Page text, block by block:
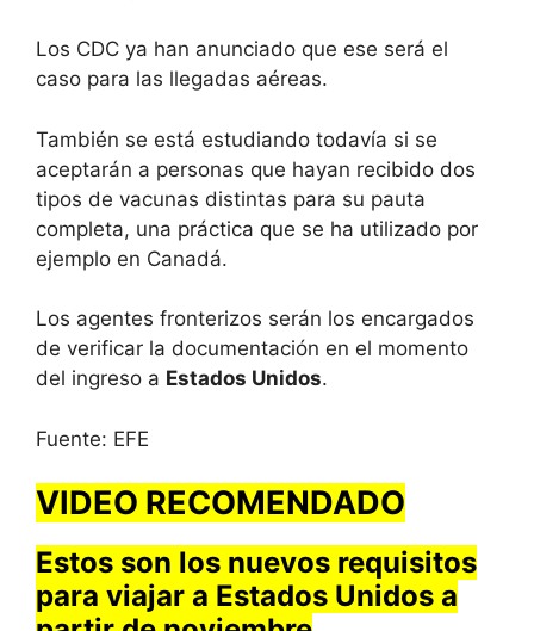
Los CDC ya han anunciado que ese será el
caso para las llegadas aéreas.
También se está estudiando todavía si se
aceptarán a personas que hayan recibido dos
tipos de vacunas distintas para su pauta
completa, una práctica que se ha utilizado por
ejemplo en Canadá.
Los agentes fronterizos serán los encargados
de verificar la documentación en el momento
del ingreso a Estados Unidos.
Fuente: EFE
VIDEO RECOMENDADO
Estos son los nuevos requisitos
para viajar a Estados Unidos a